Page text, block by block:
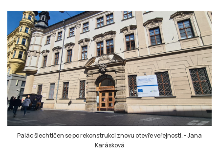
Palác šlechtičen se po rekonstrukci znovu otevře veřejnosti.-Jana
Karásková